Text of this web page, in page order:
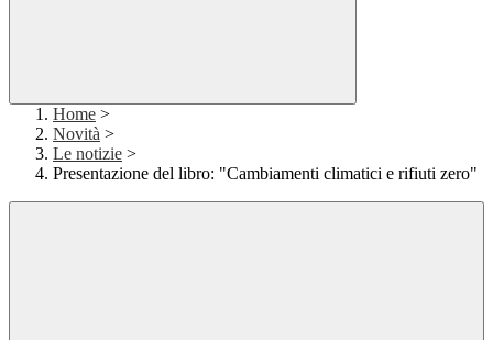
Home >
Novità >
Le notizie >
Presentazione del libro: "Cambiamenti climatici e rifiuti zero"